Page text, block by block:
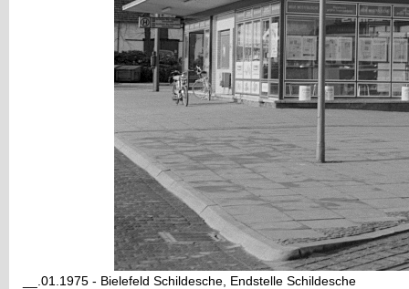
__.01.1975 - Bielefeld Schildesche, Endstelle Schildesche